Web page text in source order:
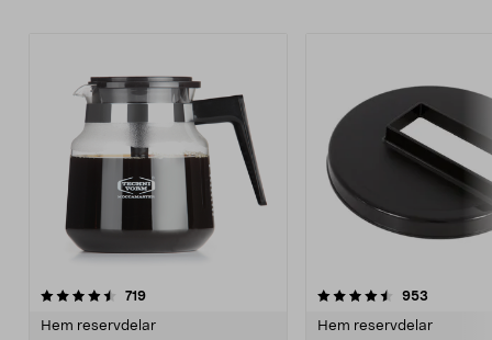
719recensioner
Hem reservdelar
4.5 av 5 stjärnor 953
Hem reservdelar
4.5 av 5 stjärnor